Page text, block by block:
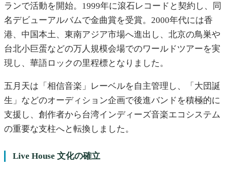
ランで活動を開始。1999年に滾石レコードと契約し、同
名デビューアルバムで金曲賞を受賞。2000年代には香
港、中国本土、東南アジア市場へ進出し、北京の鳥巣や
台北小巨蛋などの万人規模会場でのワールドツアーを実
現し、華語ロックの里程標となりました。
五月天は「相信音楽」レーベルを自主管理し、「大団誕
生」などのオーディション企画で後進バンドを積極的に
支援し、創作者から台湾インディーズ音楽エコシステム
の重要な支柱へと転換しました。
Live House 文化の確立